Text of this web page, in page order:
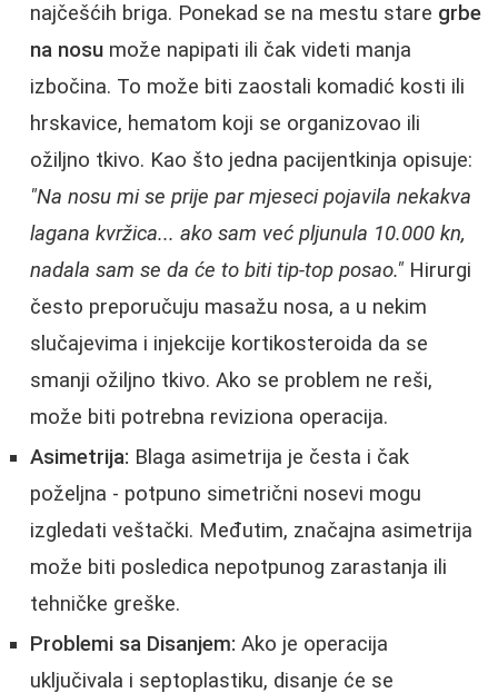
najčešćih briga. Ponekad se na mestu stare grbe
na nosu može napipati ili čak videti manja
izbočina. To može biti zaostali komadić kosti ili
hrskavice, hematom koji se organizovao ili
ožiljno tkivo. Kao što jedna pacijentkinja opisuje:
"Na nosu mi se prije par mjeseci pojavila nekakva
lagana kvržica... ako sam već pljunula 10.000 kn,
nadala sam se da će to biti tip-top posao." Hirurgi
često preporučuju masažu nosa, a u nekim
slučajevima i injekcije kortikosteroida da se
smanji ožiljno tkivo. Ako se problem ne reši,
može biti potrebna reviziona operacija.
Asimetrija: Blaga asimetrija je česta i čak
poželjna - potpuno simetrični nosevi mogu
izgledati veštački. Međutim, značajna asimetrija
može biti posledica nepotpunog zarastanja ili
tehničke greške.
Problemi sa Disanjem: Ako je operacija
uključivala i septoplastiku, disanje će se